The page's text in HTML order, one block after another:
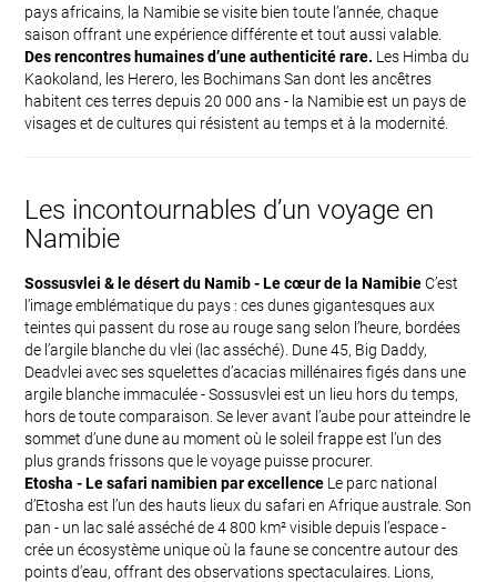
pays africains, la Namibie se visite bien toute l’année, chaque
saison offrant une expérience différente et tout aussi valable.
Des rencontres humaines d’une authenticité rare. Les Himba du
Kaokoland, les Herero, les Bochimans San dont les ancêtres
habitent ces terres depuis 20 000 ans - la Namibie est un pays de
visages et de cultures qui résistent au temps et à la modernité.
Les incontournables d’un voyage en
Namibie
Sossusvlei & le désert du Namib - Le cœur de la NamibieC’est
l’image emblématique du pays : ces dunes gigantesques aux
teintes qui passent du rose au rouge sang selon l’heure, bordées
de l’argile blanche du vlei (lac asséché). Dune 45, Big Daddy,
Deadvlei avec ses squelettes d’acacias millénaires figés dans une
argile blanche immaculée - Sossusvlei est un lieu hors du temps,
hors de toute comparaison. Se lever avant l’aube pour atteindre le
sommet d’une dune au moment où le soleil frappe est l’un des
plus grands frissons que le voyage puisse procurer.
Etosha - Le safari namibien par excellence Le parc national
d’Etosha est l’un des hauts lieux du safari en Afrique australe. Son
pan - un lac salé asséché de 4 800 km² visible depuis l’espace -
crée un écosystème unique où la faune se concentre autour des
points d’eau, offrant des observations spectaculaires. Lions,